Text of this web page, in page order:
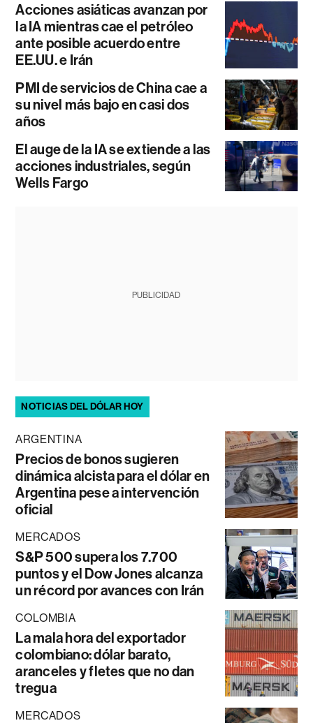
Acciones asiáticas avanzan por
la IA mientras cae el petróleo
ante posible acuerdo entre
EE.UU. e Irán
PMI de servicios de China cae a
su nivel más bajo en casi dos
años
El auge de la IA se extiende a las
acciones industriales, según
Wells Fargo
PUBLICIDAD
NOTICIAS DEL DÓLAR HOY
ARGENTINA
Precios de bonos sugieren
dinámica alcista para el dólar en
Argentina pese a intervención
oficial
MERCADOS
S&P 500 supera los 7.700
puntos y el Dow Jones alcanza
un récord por avances con Irán
COLOMBIA
La mala hora del exportador
colombiano: dólar barato,
aranceles y fletes que no dan
tregua
MERCADOS